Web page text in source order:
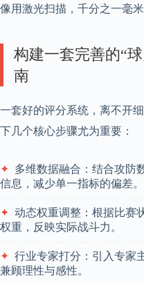
像用激光扫描，千分之一毫米
构建一套完善的“
南
一套好的评分系统，离不开
下几个核心步骤尤为重要：
✦ 多维数据融合：结合攻防
信息，减少单一指标的偏差。
✦ 动态权重调整：根据比赛
权重，反映实际战斗力。
✦ 行业专家打分：引入专家
兼顾理性与感性。